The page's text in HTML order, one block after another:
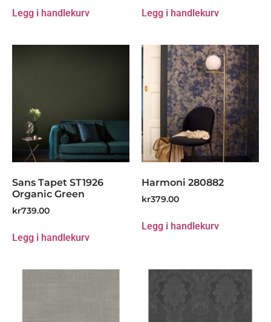
Legg i handlekurv Legg i handlekurv
Sans Tapet ST1926
Organic Green
kr739.00
Legg i handlekurv
Harmoni 280882
kr379.00
Legg i handlekurv